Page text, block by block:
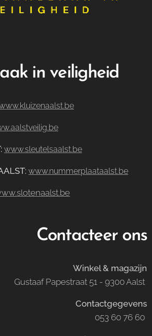
in veiligheid
www.sleutelsaalst.be
: www.nummerplaataalst.be
Contacteer ons
Winkel & magazijn
Gustaaf Papestraat 51 - 9300 Aalst
Contactgegevens
053 60 76 60